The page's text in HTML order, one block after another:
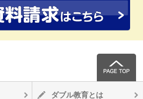
ダブル教育とは